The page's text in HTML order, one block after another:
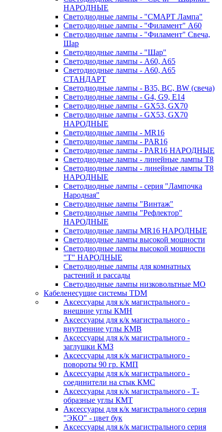
НАРОДНЫЕ
Светодиодные лампы - "СМАРТ Лампа"
Светодиодные лампы - "Филамент" A60
Светодиодные лампы - "Филамент" Свеча,
Шар
Светодиодные лампы - "Шар"
Светодиодные лампы - A60, A65
Светодиодные лампы - A60, A65
СТАНДАРТ
Светодиодные лампы - B35, BC, BW (свеча)
Светодиодные лампы - G4, G9, Е14
Светодиодные лампы - GX53, GX70
Светодиодные лампы - GX53, GX70
НАРОДНЫЕ
Светодиодные лампы - MR16
Светодиодные лампы - PAR16
Светодиодные лампы - PAR16 НАРОДНЫЕ
Светодиодные лампы - линейные лампы T8
Светодиодные лампы - линейные лампы T8
НАРОДНЫЕ
Светодиодные лампы - серия "Лампочка
Народная"
Светодиодные лампы "Винтаж"
Светодиодные лампы "Рефлектор"
НАРОДНЫЕ
Светодиодные лампы MR16 НАРОДНЫЕ
Светодиодные лампы высокой мощности
Светодиодные лампы высокой мощности
"Т" НАРОДНЫЕ
Светодиодные лампы для комнатных
растений и рассады
Светодиодные лампы низковольтные МО
Кабеленесущие системы TDM
Аксессуары для к/к магистрального -
внешние углы КМН
Аксессуары для к/к магистрального -
внутренние углы КМВ
Аксессуары для к/к магистрального -
заглушки КМЗ
Аксессуары для к/к магистрального -
повороты 90 гр. КМП
Аксессуары для к/к магистрального -
соединители на стык КМС
Аксессуары для к/к магистрального - Т-
образные углы КМТ
Аксессуары для к/к магистрального серия
"ЭКО" - цвет бук
Аксессуары для к/к магистрального серия